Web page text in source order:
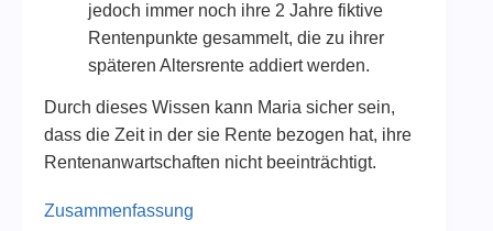
jedoch immer noch ihre 2 Jahre fiktive
Rentenpunkte gesammelt, die zu ihrer
späteren Altersrente addiert werden.
Durch dieses Wissen kann Maria sicher sein,
dass die Zeit in der sie Rente bezogen hat, ihre
Rentenanwartschaften nicht beeinträchtigt.
Zusammenfassung